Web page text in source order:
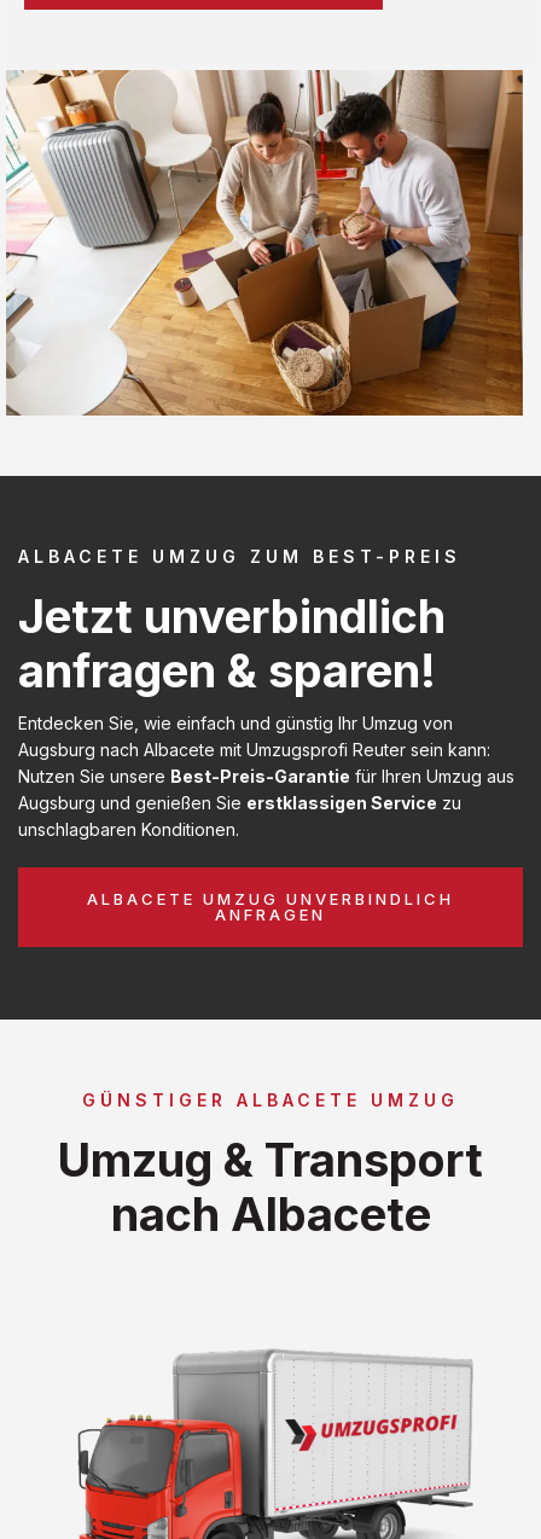
ALBACETE UMZUG ZUM BEST-PREIS
Jetzt unverbindlich
anfragen & sparen!
Entdecken Sie, wie einfach und günstig Ihr Umzug von
Augsburg nach Albacete mit Umzugsprofi Reuter sein kann:
Nutzen Sie unsere Best-Preis-Garantie für Ihren Umzug aus
Augsburg und genießen Sie erstklassigen Service zu
unschlagbaren Konditionen.
ALBACETE UMZUG UNVERBINDLICH
ANFRAGEN
GÜNSTIGER ALBACETE UMZUG
Umzug & Transport
nach Albacete